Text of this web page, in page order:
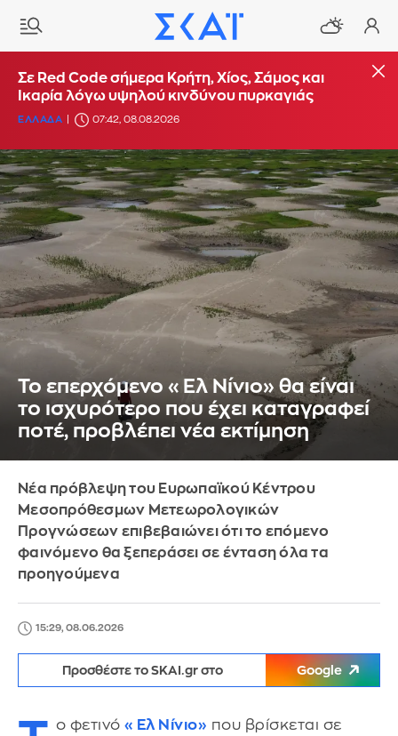
Σε Red Code σήμερα Κρήτη, Χίος, Σάμος και
Ικαρία λόγω υψηλού κινδύνου πυρκαγιάς
ΕΛΛΑΔΑ 07:42, 08.08.2026
Το επερχόμενο «Ελ Νίνιο» θα είναι
το ισχυρότερο που έχει καταγραφεί
ποτέ, προβλέπει νέα εκτίμηση
Νέα πρόβλεψη του Ευρωπαϊκού Κέντρου
Μεσοπρόθεσμων Μετεωρολογικών
Προγνώσεων επιβεβαιώνει ότι το επόμενο
φαινόμενο θα ξεπεράσει σε ένταση όλα τα
προηγούμενα
15:29, 08.06.2026
Προσθέστε το SKAI.gr στο Google
ο φετινό «Ελ Νίνιο» που βρίσκεται σε